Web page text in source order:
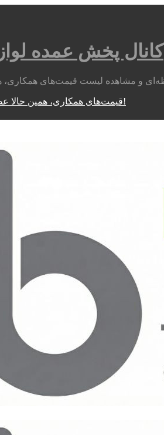
کانال پخش عمده
قیمت‌های همکاری، همین حالامتوجه شدم!